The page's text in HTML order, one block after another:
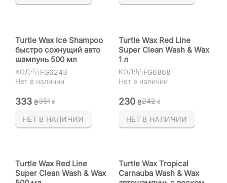
Turtle Wax Ice Shampoo
быстро сохнущий авто
шампунь 500 мл
КОД:
FG6243
Нет в наличии
‍333‍ ₴‍351‍ ₴
НЕТ В НАЛИЧИИ
Turtle Wax Red Line
Super Clean Wash & Wax
1 л
КОД:
FG6868
Нет в наличии
‍230‍ ₴‍242‍ ₴
НЕТ В НАЛИЧИИ
Turtle Wax Red Line
Super Clean Wash & Wax
Turtle Wax Tropical
Carnauba Wash & Wax